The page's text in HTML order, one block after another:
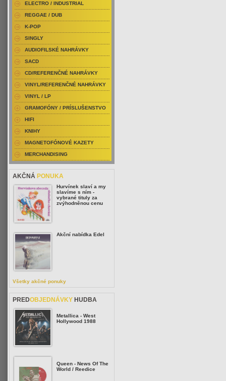
ELECTRO / INDUSTRIAL
REGGAE / DUB
K-POP
SINGLY
AUDIOFILSKÉ NAHRÁVKY
SACD
CD/REFERENČNÉ NAHRÁVKY
VINYL/REFERENČNÉ NAHRÁVKY
VINYL / LP
GRAMOFÓNY / PRÍSLUŠENSTVO
HIFI
KNIHY
MAGNETOFÓNOVÉ KAZETY
MERCHANDISING
AKČNÁ PONUKA
Hurvínek slaví a my
slavíme s ním -
vybrané tituly za
zvýhodněnou cenu
Akční nabídka Edel
Všetky akčné ponuky
PREDOBJEDNÁVKY HUDBA
Metallica - West
Hollywood 1988
Queen - News Of The
World / Reedice